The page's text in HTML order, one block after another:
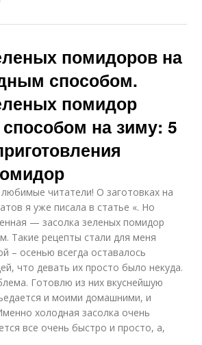
помидоров на
способом.
помидор
на зиму: 5
читатели! О заготовках на
я уже писала в статье «. Но
— засолка зеленых помидор
Такие рецепты стали для меня
– осенью всегда оставалось
что девать их просто было некуда.
Готовлю из них вкуснейшую
и моими домашними, и
холодная засолка очень
все очень быстро и просто, а,